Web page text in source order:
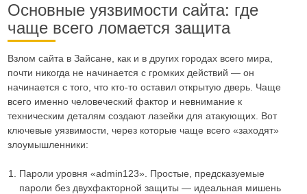
Основные уязвимости сайта: где
чаще всего ломается защита
Взлом сайта в Зайсане, как и в других городах всего мира,
почти никогда не начинается с громких действий — он
начинается с того, что кто-то оставил открытую дверь. Чаще
всего именно человеческий фактор и невнимание к
техническим деталям создают лазейки для атакующих. Вот
ключевые уязвимости, через которые чаще всего «заходят»
злоумышленники:
Пароли уровня «admin123». Простые, предсказуемые
пароли без двухфакторной защиты — идеальная мишень